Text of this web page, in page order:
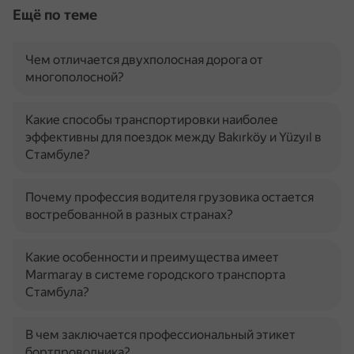
Ещё по теме
Чем отличается двухполосная дорога от
многополосной?
Какие способы транспортировки наиболее
эффективны для поездок между Bakırköy и Yüzyıl в
Стамбуле?
Почему профессия водителя грузовика остается
востребованной в разных странах?
Какие особенности и преимущества имеет
Marmaray в системе городского транспорта
Стамбула?
В чем заключается профессиональный этикет